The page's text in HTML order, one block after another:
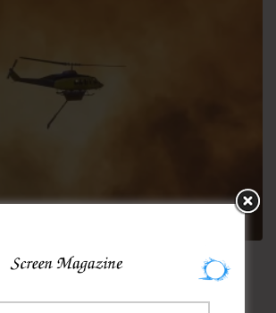
Αττική – Ερευνώνται τα αίτια της
ελικοπτέρων